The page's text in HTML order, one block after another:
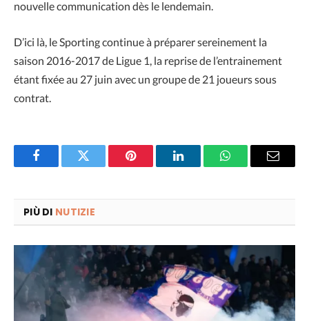
nouvelle communication dès le lendemain.
D’ici là, le Sporting continue à préparer sereinement la
saison 2016-2017 de Ligue 1, la reprise de l’entrainement
étant fixée au 27 juin avec un groupe de 21 joueurs sous
contrat.
FacebookTwitter Pinterest LinkedInWhatsAppEmail
PIÙ DI NUTIZIE